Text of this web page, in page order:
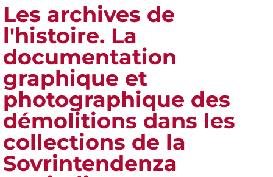
Les archives de
l'histoire. La
documentation
graphique et
photographique des
démolitions dans les
collections de la
Sovrintendenza